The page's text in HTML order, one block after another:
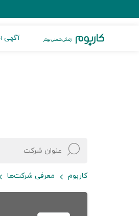
آگهی
کاربوم معرفی شرکت‌ها